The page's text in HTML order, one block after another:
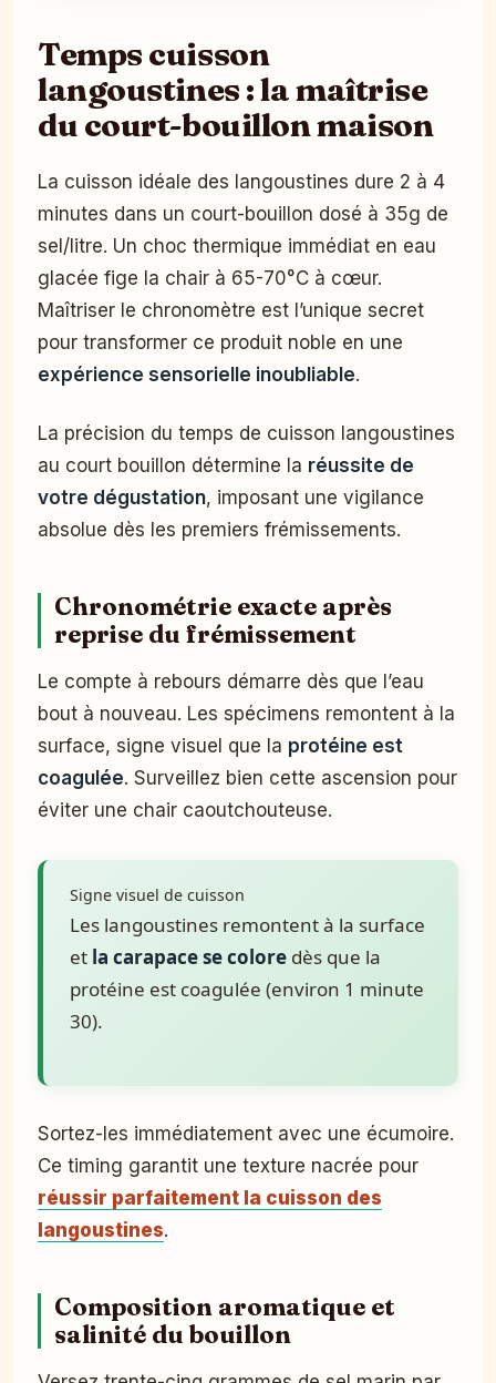
Temps cuisson
langoustines : la maîtrise
du court-bouillon maison
La cuisson idéale des langoustines dure 2 à 4
minutes dans un court-bouillon dosé à 35g de
sel/litre. Un choc thermique immédiat en eau
glacée fige la chair à 65-70°C à cœur.
Maîtriser le chronomètre est l’unique secret
pour transformer ce produit noble en une
expérience sensorielle inoubliable.
La précision du temps de cuisson langoustines
au court bouillon détermine la réussite de
votre dégustation, imposant une vigilance
absolue dès les premiers frémissements.
Chronométrie exacte après
reprise du frémissement
Le compte à rebours démarre dès que l’eau
bout à nouveau. Les spécimens remontent à la
surface, signe visuel que la protéine est
coagulée. Surveillez bien cette ascension pour
éviter une chair caoutchouteuse.
Signe visuel de cuisson
Les langoustines remontent à la surface
et la carapace se colore dès que la
protéine est coagulée (environ 1 minute
30).
Sortez-les immédiatement avec une écumoire.
Ce timing garantit une texture nacrée pour
réussir parfaitement la cuisson des
langoustines.
Composition aromatique et
salinité du bouillon